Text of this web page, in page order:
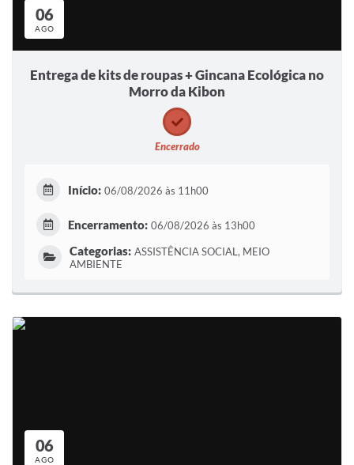
06
AGO
Entrega de kits de roupas + Gincana Ecológica no
Morro da Kibon
Encerrado
Início: 06/08/2026 às 11h00
Encerramento: 06/08/2026 às 13h00
Categorias: ASSISTÊNCIA SOCIAL, MEIO
AMBIENTE
06
AGO